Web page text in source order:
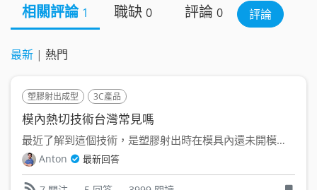
相關評論 1 職缺 0 評論 0 評論
最新 | 熱門
塑膠射出成型 3C產品
模內熱切技術台灣常見嗎
最近了解到這個技術，是塑膠射出時在模具內還未開模時就把料口切...
Anton 最新回答